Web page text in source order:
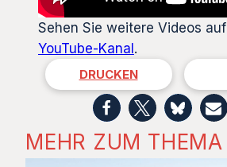
Sehen Sie weitere Videos auf
YouTube-Kanal.
DRUCKEN
MEHR ZUM THEMA